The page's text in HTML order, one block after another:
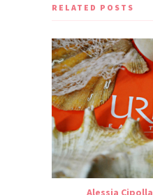
RELATED POSTS
Alessia Cipolla